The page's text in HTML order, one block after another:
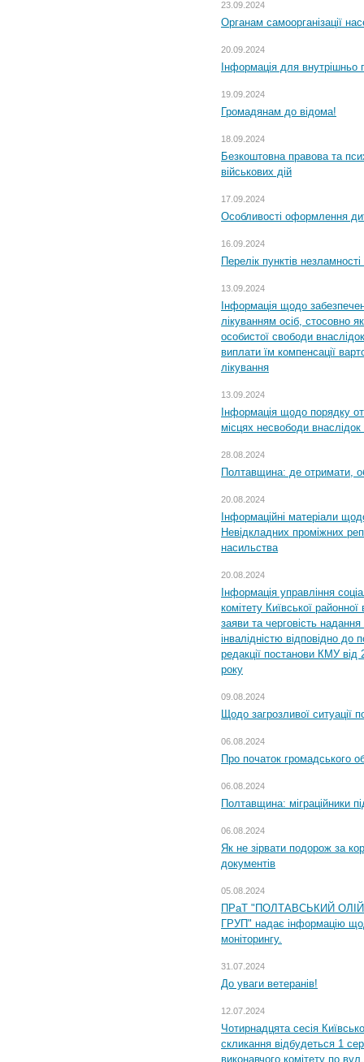
23.09.2024
Органам самоорганізації
20.09.2024
Інформація для внутрішньо
19.09.2024
Громадянам до відома!
18.09.2024
Безкоштовна правова та
військових дій
17.09.2024
Особливості оформлення
16.09.2024
Перелік пунктів
13.09.2024
Інформація щодо
лікуванням осіб, стосовно
особистої свободи
виплати їм компенсації
лікування
13.09.2024
Інформація щодо порядку
місцях несвободи внаслідок
28.08.2024
Полтавщина: де отримати,
20.08.2024
Інформаційні матеріали
Невідкладних проміжних
насильства
20.08.2024
Інформація управління
комітету Київської
заяви та черговість надання
інвалідністю відповідно
редакції постанови КМУ
року
09.08.2024
Щодо загрозливої ситуації
06.08.2024
Про початок громадського
06.08.2024
Полтавщина: міграційники
06.08.2024
Як не зірвати подорож за
документів
05.08.2024
ПРаТ "ПОЛТАВСЬКИЙ
ГРУП" надає інформацію
моніторингу.
31.07.2024
До уваги ветеранів!
12.07.2024
Чотирнадцята сесія
скликання відбудеться 1
виконавчого комітету по